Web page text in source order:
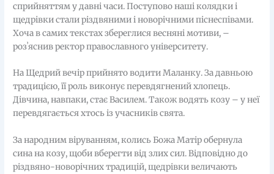
сприйняттям у давні часи. Поступово наші колядки і
щедрівки стали різдвяними і новорічними піснеспівами.
Хоча в самих текстах збереглися весняні мотиви, –
розʼяснив ректор православного університету.
На Щедрий вечір прийнято водити Маланку. За давньою
традицією, її роль виконує перевдягнений хлопець.
Дівчина, навпаки, стає Василем. Також водять козу – у неї
перевдягається хтось із учасників свята.
За народним віруванням, колись Божа Матір обернула
сина на козу, щоби вберегти від злих сил. Відповідно до
різдвяно-новорічних традицій, щедрівки величають